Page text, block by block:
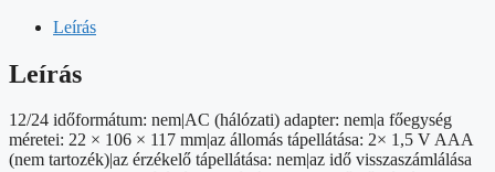
Leírás
Leírás
12/24 időformátum: nem|AC (hálózati) adapter: nem|a főegység
méretei: 22 × 106 × 117 mm|az állomás tápellátása: 2× 1,5 V AAA
(nem tartozék)|az érzékelő tápellátása: nem|az idő visszaszámlálása